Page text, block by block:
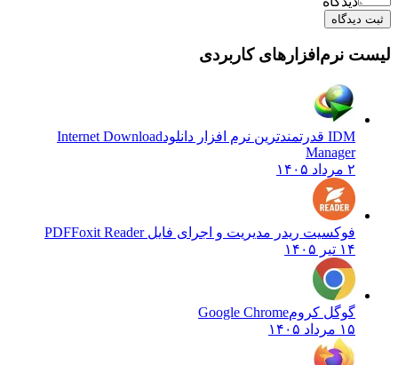
نرم‌افزارهای کاربردی
Internet Download
Manager
فوکسیت ریدر مدیریت و اجرای فایل PDFFoxit Reader
گوگل کروم Google Chrome